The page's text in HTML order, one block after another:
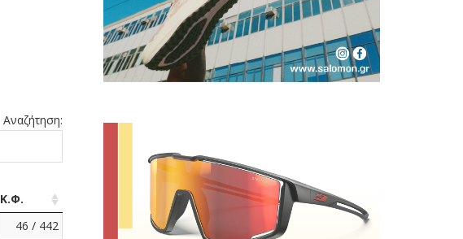
Αναζήτηση:
Κ.Φ.
46 / 442